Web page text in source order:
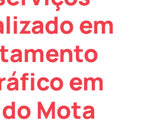
em
em
Mota